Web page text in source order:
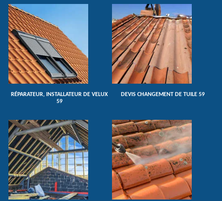
RÉPARATEUR, INSTALLATEUR DE VELUX
59
DEVIS CHANGEMENT DE TUILE 59